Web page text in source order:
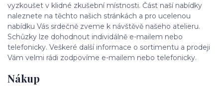
vyzkoušet v klidné zkušební místnosti. Část naší nabídky
naleznete na těchto našich stránkách a pro ucelenou
nabídku Vás srdečně zveme k návštěvě našeho atelieru.
Schůzky lze dohodnout individálně e-mailem nebo
telefonicky. Veškeré další informace o sortimentu a prodeji
Vám velmi rádi zodpovíme e-mailem nebo telefonicky.
Nákup